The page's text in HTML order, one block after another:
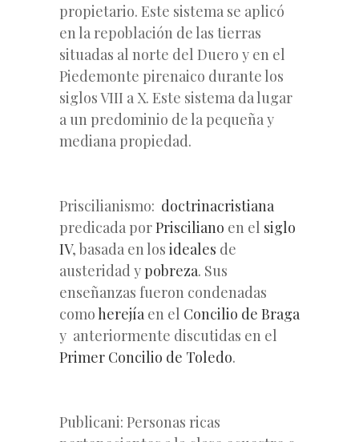
propietario. Este sistema se aplicó
en la repoblación de las tierras
situadas al norte del Duero y en el
Piedemonte pirenaico durante los
siglos VIII a X. Este sistema da lugar
a un predominio de la pequeña y
mediana propiedad.
Priscilianismo: doctrinacristiana
predicada porPrisciliano en el siglo
IV, basada en los ideales de
austeridad ypobreza. Sus
enseñanzas fueron condenadas
comoherejía en el Concilio de Braga
y anteriormente discutidas en el
Primer Concilio de Toledo.
Publicani: Personas ricas